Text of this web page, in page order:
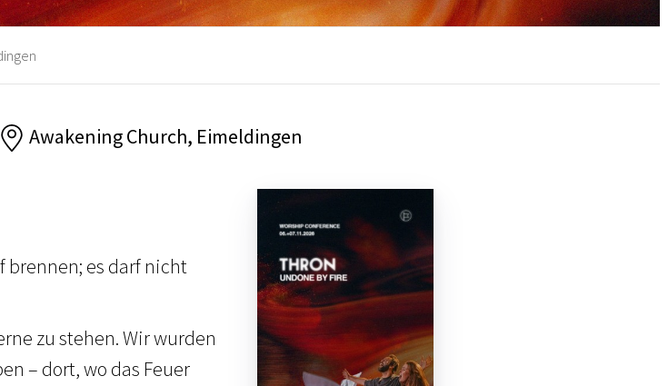
Awakening Church, Eimeldingen
brennen; es darf nicht
zu stehen. Wir wurden
– dort, wo das Feuer